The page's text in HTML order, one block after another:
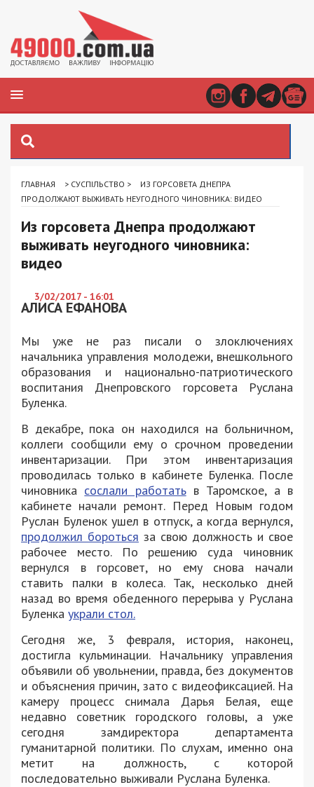
ГЛАВНАЯ > СУСПІЛЬСТВО >
ИЗ ГОРСОВЕТА ДНЕПРА
ПРОДОЛЖАЮТ ВЫЖИВАТЬ НЕУГОДНОГО ЧИНОВНИКА: ВИДЕО
Из горсовета Днепра продолжают
выживать неугодного чиновника:
видео
3/02/2017 - 16:01
АЛИСА ЕФАНОВА
Мы уже не раз писали о злоключениях
начальника управления молодежи, внешкольного
образования и национально-патриотического
воспитания Днепровского горсовета Руслана
Буленка.
В декабре, пока он находился на больничном,
коллеги сообщили ему о срочном проведении
инвентаризации. При этом инвентаризация
проводилась только в кабинете Буленка. После
чиновника сослали работатьв Таромское, а в
кабинете начали ремонт. Перед Новым годом
Руслан Буленок ушел в отпуск, а когда вернулся,
продолжил бороться за свою должность и свое
рабочее место. По решению суда чиновник
вернулся в горсовет, но ему снова начали
ставить палки в колеса. Так, несколько дней
назад во время обеденного перерыва у Руслана
Буленка украли стол.
Сегодня же, 3 февраля, история, наконец,
достигла кульминации. Начальнику управления
объявили об увольнении, правда, без документов
и объяснения причин, зато с видеофиксацией. На
камеру процесс снимала Дарья Белая, еще
недавно советник городского головы, а уже
сегодня замдиректора департамента
гуманитарной политики. По слухам, именно она
метит на должность, с которой
последовательно выживали Руслана Буленка.